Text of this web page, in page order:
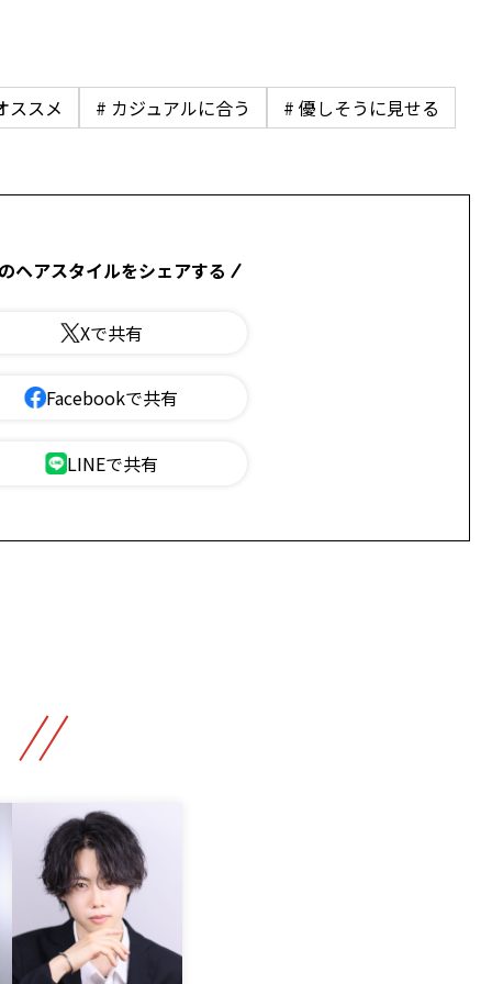
ススメ # カジュアルに合う # 優しそうに見せる
ヘアスタイルをシェアする
Xで共有
Facebookで共有
LINEで共有